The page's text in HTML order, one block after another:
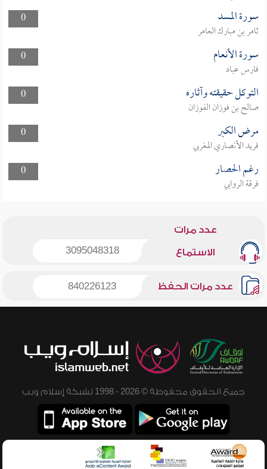
0 سورة المسد
ثامر بن مبارك العامر
0
سورة الأنعام
فارس عباد
0
التوكل حقيقته وآثاره
صالح بن فوزان الفوزان
0
مرض الكبر
فريد الأنصاري المغربي
0
رغم الحصار
فرقة الروابي
عدد مرات
الاستماع 3095048318
عدد مرات الحفظ 840226123
جميع الحقوق محفوظة © 2026 - 1998 لشبكة إسلام ويب